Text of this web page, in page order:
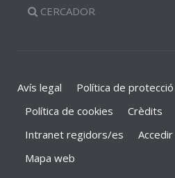
CERCADOR
Avís legal
Política de
Política de cookies
Crèdits
Intranet regidors/es
Accedir
Mapa web